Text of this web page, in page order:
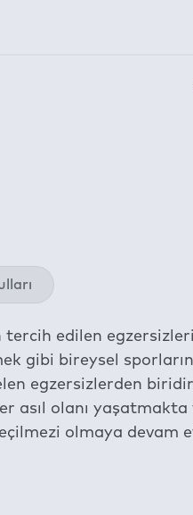
edilen
gibi bireysel
egzersizlerden
asıl olanı
olmaya devam